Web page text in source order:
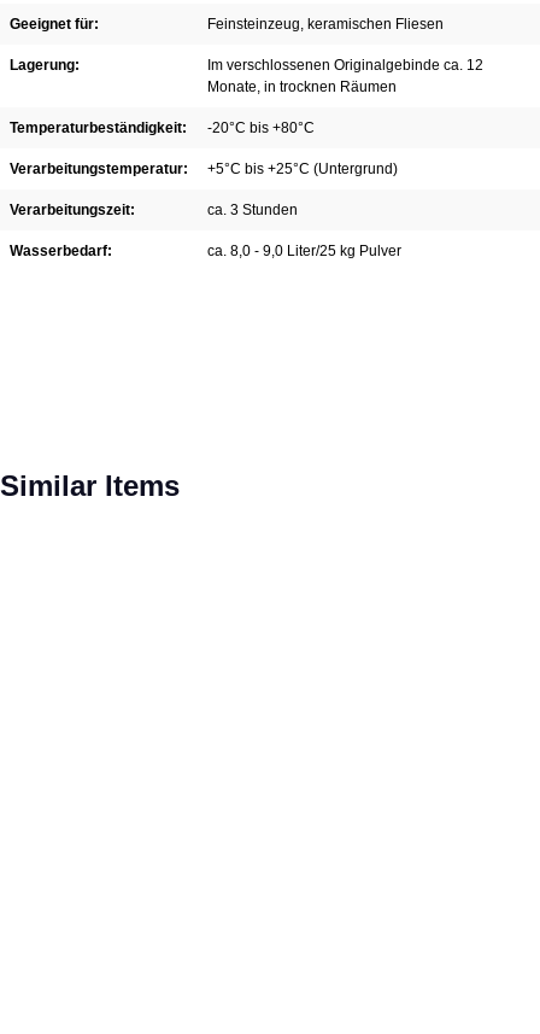
Geeignet für: Feinsteinzeug, keramischen Fliesen
Lagerung:
Im verschlossenen Originalgebinde ca. 12
Monate, in trocknen Räumen
Temperaturbeständigkeit: -20°C bis +80°C
Verarbeitungstemperatur: +5°C bis +25°C (Untergrund)
Verarbeitungszeit: ca. 3 Stunden
Wasserbedarf: ca. 8,0 - 9,0 Liter/25 kg Pulver
Produktgalerie überspringen
Similar Items